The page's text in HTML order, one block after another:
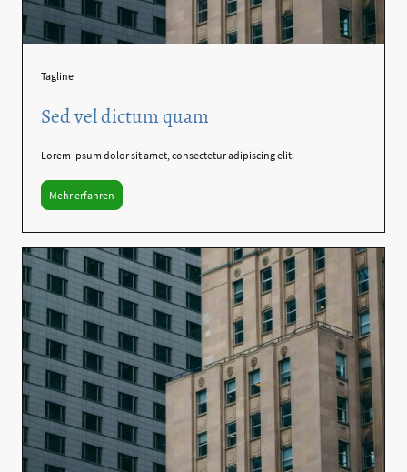
Tagline
Sed vel dictum quam
Lorem ipsum dolor sit amet, consectetur adipiscing elit.
Mehr erfahren